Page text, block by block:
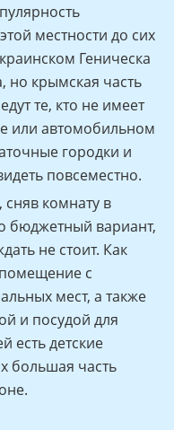
местности до сих
Геническа
но крымская часть
те, кто не имеет
или автомобильном
городки и
повсеместно.
комнату в
бюджетный вариант,
не стоит. Как
с
мест, а также
и посудой для
есть детские
большая часть